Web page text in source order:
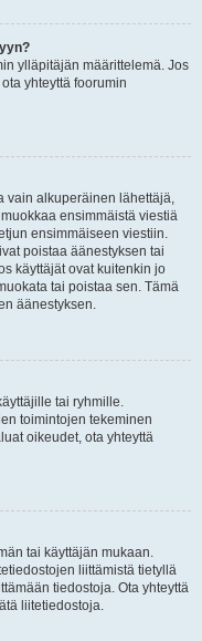
ylläpitäjän määrittelemä. Jos
yhteyttä foorumin
vain alkuperäinen lähettäjä,
ensimmäistä viestiä
ensimmäiseen viestiin.
poistaa äänestyksen tai
käyttäjät ovat kuitenkin jo
tai poistaa sen. Tämä
äänestyksen.
tai ryhmille.
toimintojen tekeminen
oikeudet, ota yhteyttä
tai käyttäjän mukaan.
liittämistä tietyllä
tiedostoja. Ota yhteyttä
liitetiedostoja.